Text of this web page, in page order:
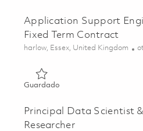
Application Support
Fixed Term Contract
Ubicación
harlow, Essex, United Kingdom
GuardadoGuardado Application
Principal Data Scientist
Researcher